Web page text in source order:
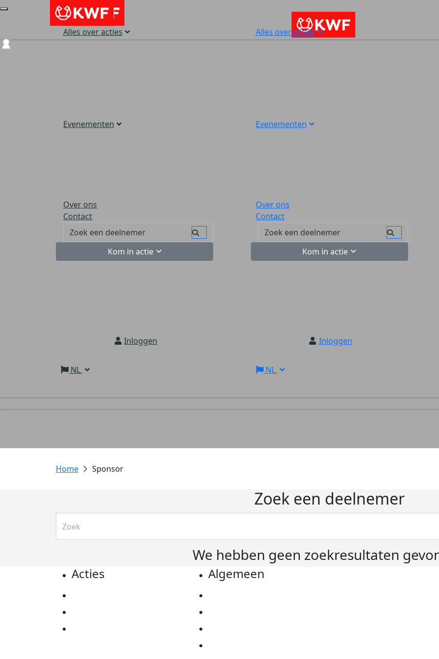
Alles over acties
Evenementen
Over ons
Contact
Kom in actie
Inloggen
NL
Alles over acties
Evenementen
Over ons
Contact
Kom in actie
Inloggen
NL
Sponsor
Zoek een deelnemer
We hebben geen zoekresultaten
Acties Algemeen